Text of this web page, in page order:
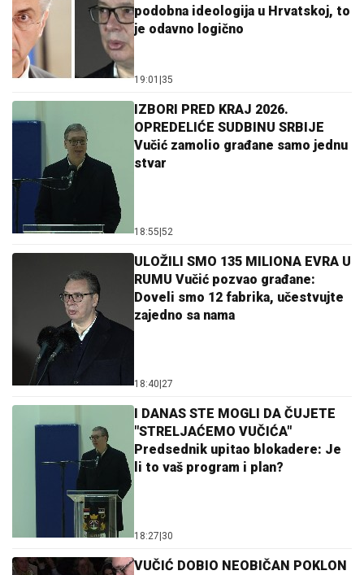
podobna ideologija u Hrvatskoj, to
je odavno logično
19:01 35
IZBORI PRED KRAJ 2026.
OPREDELIĆE SUDBINU SRBIJE
Vučić zamolio građane samo jednu
stvar
18:55 52
ULOŽILI SMO 135 MILIONA EVRA U
RUMU Vučić pozvao građane:
Doveli smo 12 fabrika, učestvujte
zajedno sa nama
18:40 27
I DANAS STE MOGLI DA ČUJETE
"STRELJAĆEMO VUČIĆA"
Predsednik upitao blokadere: Je
li to vaš program i plan?
18:27 30
VUČIĆ DOBIO NEOBIČAN POKLON